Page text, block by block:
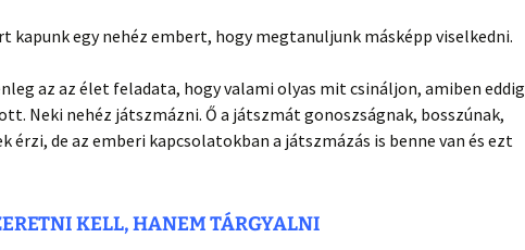
kapunk egy nehéz embert, hogy megtanuljunk másképp viselkedni.
az az élet feladata, hogy valami olyas mit csináljon, amiben eddig
Neki nehéz játszmázni. Ő a játszmát gonoszságnak, bosszúnak,
érzi, de az emberi kapcsolatokban a játszmázás is benne van és ezt
KELL, HANEM TÁRGYALNI